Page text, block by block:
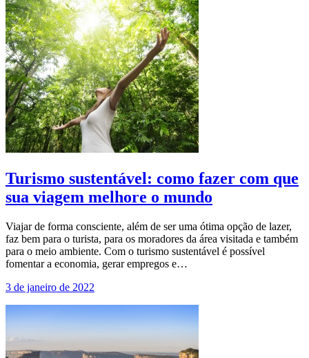
Turismo sustentável: como fazer com que
sua viagem melhore o mundo
Viajar de forma consciente, além de ser uma ótima opção de lazer,
faz bem para o turista, para os moradores da área visitada e também
para o meio ambiente. Com o turismo sustentável é possível
fomentar a economia, gerar empregos e…
3 de janeiro de 2022